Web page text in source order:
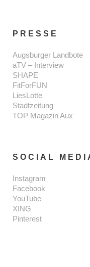
PRESSE
Augsburger Landbote
aTV – Interview
SHAPE
FitForFUN
LiesLotte
Stadtzeitung
TOP Magazin Aux
SOCIAL
Instagram
Facebook
YouTube
XING
Pinterest